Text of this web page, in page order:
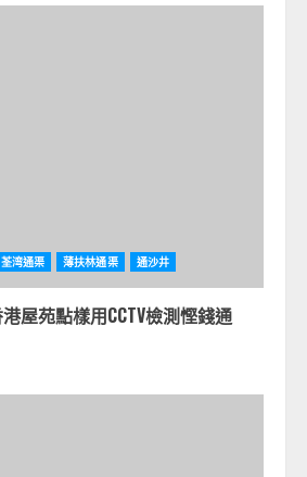
荃湾通渠 薄扶林通渠 通沙井
屋苑點樣用CCTV檢測慳錢通